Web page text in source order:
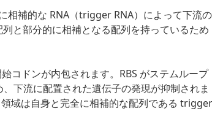
補的な RNA（trigger RNA）によって下流の
と部分的に相補となる配列を持っているため
コドンが内包されます。RBS がステムループ
下流に配置された遺伝子の発現が抑制されま
域は自身と完全に相補的な配列である trigger